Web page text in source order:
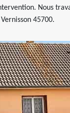
Nous
45700.